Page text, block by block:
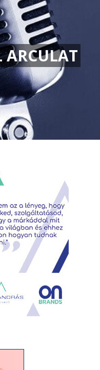
ARCULAT